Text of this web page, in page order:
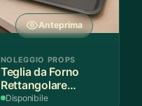
Anteprima
NOLEGGIO PROPS
Teglia da Forno
Rettangolare
Antiaderente
Disponibile